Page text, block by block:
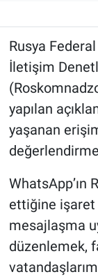
Rusya
İletişim
yapılan
yaşanan
WhatsApp’ın
ettiğine işaret
mesajlaşma
düzenlemek,